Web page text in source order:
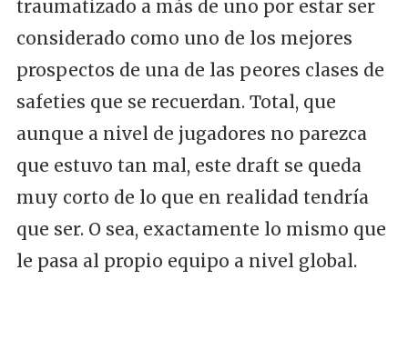
traumatizado a más de uno por estar ser
considerado como uno de los mejores
prospectos de una de las peores clases de
safeties que se recuerdan. Total, que
aunque a nivel de jugadores no parezca
que estuvo tan mal, este draft se queda
muy corto de lo que en realidad tendría
que ser. O sea, exactamente lo mismo que
le pasa al propio equipo a nivel global.